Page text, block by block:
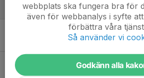
20 maj, 21:34 0
Program LMS 2026
12 maj, 12:54 0
Funktionärs information SM
webbplats ska fungera bra för
även för webbanalys i syfte
förbättra våra
Så använder vi
Godkänn alla